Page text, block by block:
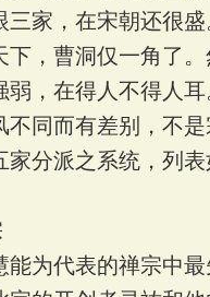
三家，在宋朝还很
下，曹洞仅一角了
弱，在得人不得人
不同而有差别，不
分派之系统，列表
为代表的禅宗中最